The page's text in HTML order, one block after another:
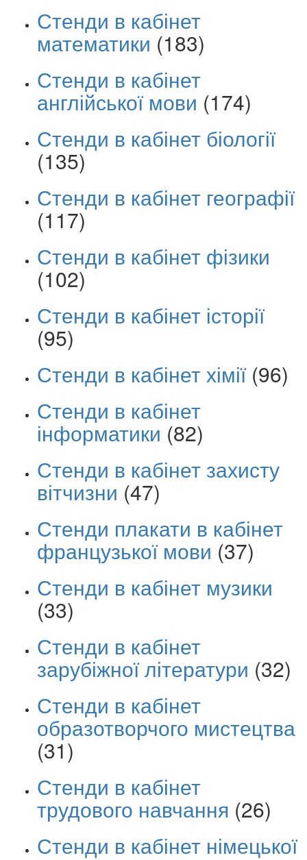
Стенди в кабінет
математики (183)
Стенди в кабінет
англійської мови (174)
Стенди в кабінет біології
(135)
Стенди в кабінет географії
(117)
Стенди в кабінет фізики
(102)
Стенди в кабінет історії
(95)
Стенди в кабінет хімії (96)
Стенди в кабінет
інформатики (82)
Стенди в кабінет захисту
вітчизни (47)
Стенди плакати в кабінет
французької мови (37)
Стенди в кабінет музики
(33)
Стенди в кабінет
зарубіжної літератури (32)
Стенди в кабінет
образотворчого мистецтва
(31)
Стенди в кабінет
трудового навчання (26)
Стенди в кабінет німецької